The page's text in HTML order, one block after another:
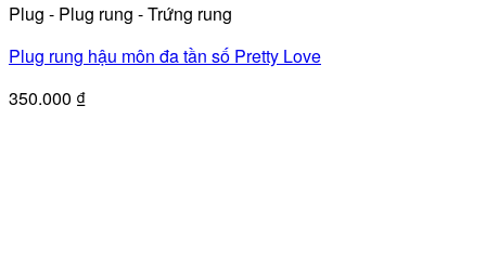
Plug - Plug rung - Trứng rung
Plug rung hậu môn đa tần số Pretty Love
350.000 ₫